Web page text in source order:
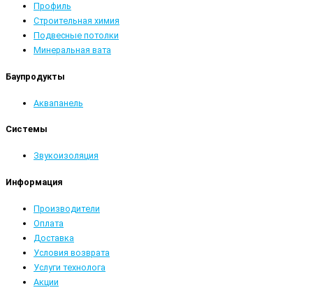
Профиль
Строительная химия
Подвесные потолки
Минеральная вата
Баупродукты
Аквапанель
Системы
Звукоизоляция
Информация
Производители
Оплата
Доставка
Условия возврата
Услуги технолога
Акции